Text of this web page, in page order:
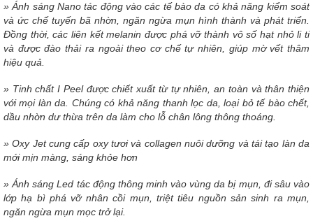
» Ánh sáng Nano tác động vào các tế bào da có khả năng kiểm soát
và ức chế tuyến bã nhờn, ngăn ngừa mụn hình thành và phát triển.
Đồng thời, các liên kết melanin được phá vỡ thành vô số hạt nhỏ li ti
và được đào thải ra ngoài theo cơ chế tự nhiên, giúp mờ vết thâm
hiệu quả.
» Tinh chất I Peel được chiết xuất từ tự nhiên, an toàn và thân thiện
với mọi làn da. Chúng có khả năng thanh lọc da, loại bỏ tế bào chết,
dầu nhờn dư thừa trên da làm cho lỗ chân lông thông thoáng.
» Oxy Jet cung cấp oxy tươi và collagen nuôi dưỡng và tái tạo làn da
mới mịn màng, sáng khỏe hơn
» Ánh sáng Led tác động thông minh vào vùng da bị mụn, đi sâu vào
lớp hạ bì phá vỡ nhân cồi mụn, triệt tiêu nguồn sản sinh ra mụn,
ngăn ngừa mụn mọc trở lại.